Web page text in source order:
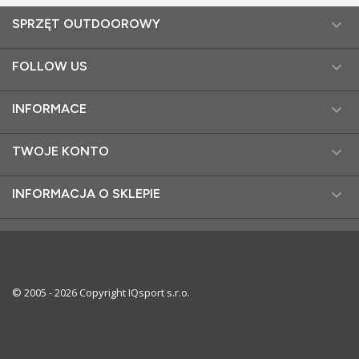
SPRZĘT OUTDOOROWY 
FOLLOW US 
INFORMACE 
TWOJE KONTO 
INFORMACJA O SKLEPIE 
© 2005 - 2026 Copyright IQsport s.r.o.